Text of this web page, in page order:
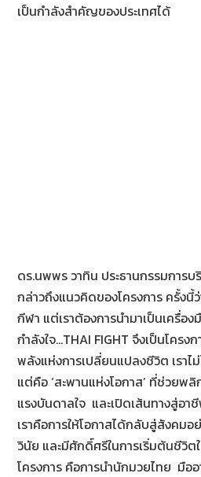
เป็นกำลังสำคัญของประเทศได้
ดร.นพพร วาทิน ประธานกรรมการ
กล่าวถึงแนวคิดของโครงการ ครั้งนี้ว่
กีฬา แต่เราต้องการนำมาเป็นเครื่อ
กำลังใจ…THAI FIGHT จึงเป็นโครงก
พลังแห่งการเปลี่ยนแปลงชีวิต เราไ
แต่คือ ‘สะพานแห่งโอกาส’ ที่ช่วยพ
แรงบันดาลใจ และเปิดเส้นทางสู่อา
เราคือการให้โอกาสได้กลับสู่สังคมอ
วินัย และมีศักดิ์ศรีในการเริ่มต้นชีวิต
โครงการ คือการนำนักมวยไทย มือ